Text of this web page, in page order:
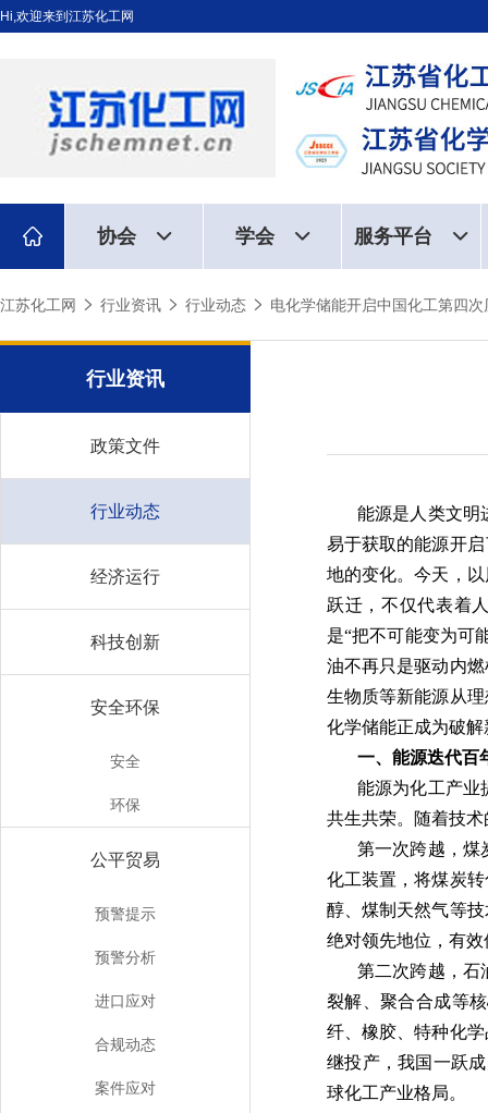
Hi,欢迎来到江苏化工网
协会 学会 服务平台
江苏化工网 行业资讯 行业动态 电化学储能开启中国化工第四
行业资讯
政策文件
行业动态
经济运行
科技创新
安全环保
安全
环保
公平贸易
预警提示
预警分析
进口应对
合规动态
案件应对
能源是人类文明
易于获取的能源开
地的变化。今天，
跃迁，不仅代表着
是“把不可能变为可
油不再只是驱动内
生物质等新能源从
化学储能正成为破
一、能源迭代百
能源为化工产业
共生共荣。随着技
第一次跨越，煤
化工装置，将煤炭
醇、煤制天然气等
绝对领先地位，有
第二次跨越，石
裂解、聚合合成等
纤、橡胶、特种化
继投产，我国一跃
球化工产业格局。